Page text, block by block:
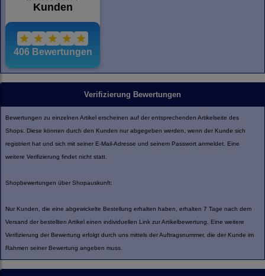
Verifizierung Bewertungen
Bewertungen zu einzelnen Artikel erscheinen auf der entsprechenden Artikelseite des
Shops. Diese können durch den Kunden nur abgegeben werden, wenn der Kunde sich
registriert hat und sich mit seiner E-Mail-Adresse und seinem Passwort anmeldet. Eine
weitere Verifizierung findet nicht statt.
Shopbewertungen über Shopauskunft:
Nur Kunden, die eine abgewickelte Bestellung erhalten haben, erhalten 7 Tage nach dem
Versand der bestellten Artikel einen individuellen Link zur Artikelbewertung. Eine weitere
Verifizierung der Bewertung erfolgt durch uns mittels der Auftragsnummer, die der Kunde im
Rahmen seiner Bewertung angeben muss.